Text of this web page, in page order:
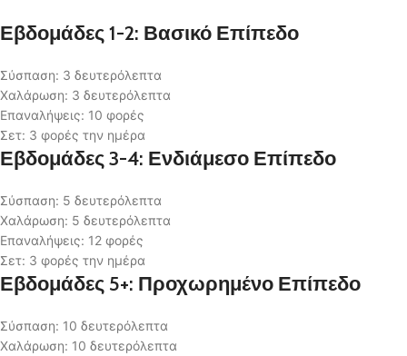
Εβδομάδες 1-2: Βασικό Επίπεδο
Σύσπαση: 3 δευτερόλεπτα
Χαλάρωση: 3 δευτερόλεπτα
Επαναλήψεις: 10 φορές
Σετ: 3 φορές την ημέρα
Εβδομάδες 3-4: Ενδιάμεσο Επίπεδο
Σύσπαση: 5 δευτερόλεπτα
Χαλάρωση: 5 δευτερόλεπτα
Επαναλήψεις: 12 φορές
Σετ: 3 φορές την ημέρα
Εβδομάδες 5+: Προχωρημένο Επίπεδο
Σύσπαση: 10 δευτερόλεπτα
Χαλάρωση: 10 δευτερόλεπτα